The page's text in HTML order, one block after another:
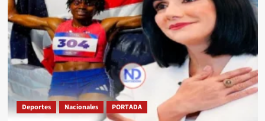
Deportes Nacionales PORTADA